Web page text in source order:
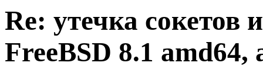
Re: утечка сокетов
FreeBSD 8.1 amd64,